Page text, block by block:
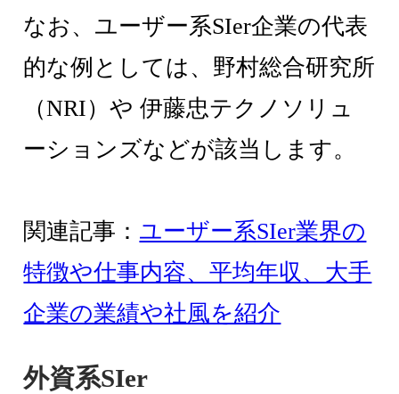
なお、ユーザー系SIer企業の代表
的な例としては、野村総合研究所
（NRI）や 伊藤忠テクノソリュ
ーションズなどが該当します。
関連記事： ユーザー系SIer業界の
特徴や仕事内容、平均年収、大手
企業の業績や社風を紹介
外資系SIer